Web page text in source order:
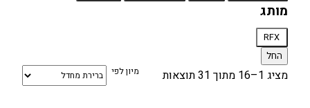
מותג
מותג
RFX
החל
מציג 1–16 מתוך 31 תוצאות מיון לפי